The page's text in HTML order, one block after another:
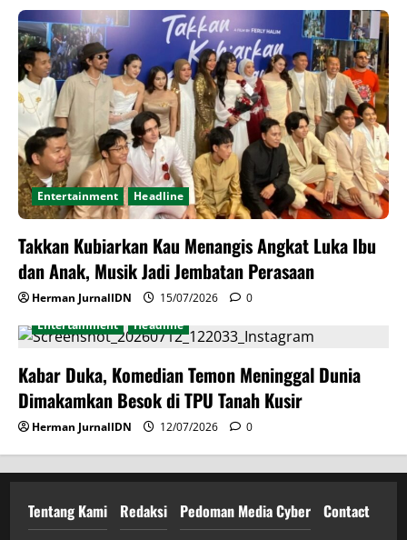
Entertainment Headline
Takkan Kubiarkan Kau Menangis Angkat Luka Ibu
dan Anak, Musik Jadi Jembatan Perasaan
Herman JurnalIDN 15/07/2026
0
Entertainment
Headline
Kabar Duka, Komedian Temon Meninggal Dunia
Dimakamkan Besok di TPU Tanah Kusir
Herman JurnalIDN 12/07/2026 0
Tentang Kami Redaksi Pedoman Media Cyber Contact